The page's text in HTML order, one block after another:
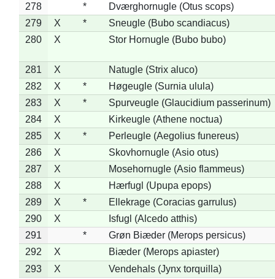
278 *
Dværghornugle (Otus scops)
279
X *
Sneugle (Bubo scandiacus)
280
X Stor Hornugle (Bubo bubo)
281 X
Natugle (Strix aluco)
282
X *
Høgeugle (Surnia ulula)
283
X *
Spurveugle (Glaucidium passerinum)
284
X
Kirkeugle (Athene noctua)
285
X *
Perleugle (Aegolius funereus)
286
X
Skovhornugle (Asio otus)
287
X
Mosehornugle (Asio flammeus)
288
X
Hærfugl (Upupa epops)
289
X *
Ellekrage (Coracias garrulus)
290
X
Isfugl (Alcedo atthis)
291
*
Grøn Biæder (Merops persicus)
292
X
Biæder (Merops apiaster)
293
X
Vendehals (Jynx torquilla)